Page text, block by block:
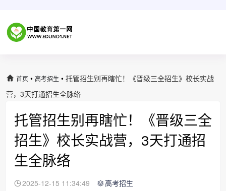
首页 • 高考招生 • 托管招生别再瞎忙！《晋级三全招生》校长实战
营，3天打通招生全脉络
托管招生别再瞎忙！《晋级三全
招生》校长实战营，3天打通招
生全脉络
2025-12-15 11:34:49 高考招生